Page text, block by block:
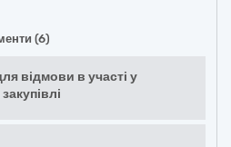
(6)
відмови в участі у